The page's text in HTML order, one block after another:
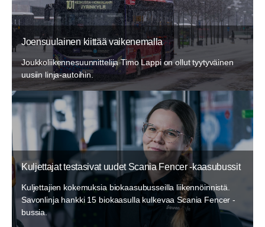
Joensuulainen kiittää vaikenemalla
Joukkoliikennesuunnittelija Timo Lappi on ollut tyytyväinen
uusiin linja-autoihin.
Kuljettajat testasivat uudet Scania Fencer -kaasubussit
Kuljettajien kokemuksia biokaasubusseilla liikennöinnistä.
Savonlinja hankki 15 biokaasulla kulkevaa Scania Fencer -
bussia.